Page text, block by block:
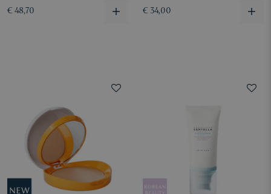
€ 48,70
€ 34,00